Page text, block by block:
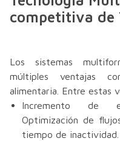
competitiva de
Los sistemas
múltiples ventajas
alimentaria. Entre estas
Incremento de
Optimización de
tiempo de inactividad.